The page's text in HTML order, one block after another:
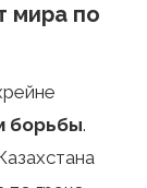
мира по
борьбы.